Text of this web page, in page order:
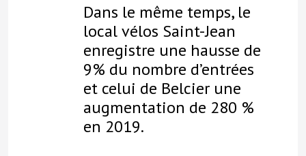
Dans le même temps, le
local vélos Saint-Jean
enregistre une hausse de
9% du nombre d’entrées
et celui de Belcier une
augmentation de 280 %
en 2019.